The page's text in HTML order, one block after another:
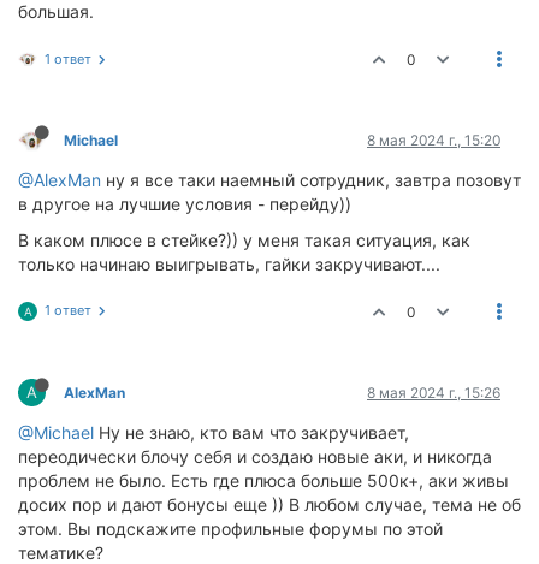
большая.
1 ответ 0
Michael 8 мая 2024 г., 15:20
@AlexMan ну я все таки наемный сотрудник, завтра позовут
в другое на лучшие условия - перейду))
В каком плюсе в стейке?)) у меня такая ситуация, как
только начинаю выигрывать, гайки закручивают....
A 1 ответ 0
A AlexMan 8 мая 2024 г., 15:26
@Michael Ну не знаю, кто вам что закручивает,
переодически блочу себя и создаю новые аки, и никогда
проблем не было. Есть где плюса больше 500к+, аки живы
досих пор и дают бонусы еще )) В любом случае, тема не об
этом. Вы подскажите профильные форумы по этой
тематике?